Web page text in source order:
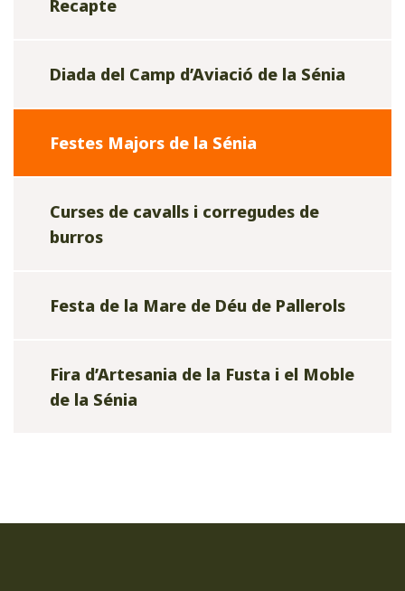
Recapte
Diada del Camp d’Aviació de la Sénia
Festes Majors de la Sénia
Curses de cavalls i corregudes de
burros
Festa de la Mare de Déu de Pallerols
Fira d’Artesania de la Fusta i el Moble
de la Sénia